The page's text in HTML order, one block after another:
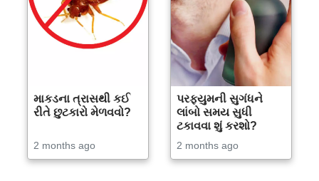
માકડના ત્રાસથી કઈ
રીતે છુટકારો મેળવવો?
2 months ago
પરફ્યુમની સુગંધને
લાંબો સમય સુધી
ટકાવવા શું કરશો?
2 months ago